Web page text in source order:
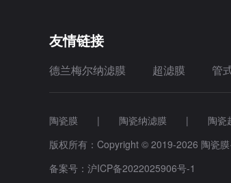
友情链接
德兰梅尔纳滤膜 超滤膜 管
陶瓷膜 | 陶瓷纳滤膜 | 陶
版权所有：Copyright © 2019-2026 陶瓷膜
备案号： 沪ICP备2022025906号-1